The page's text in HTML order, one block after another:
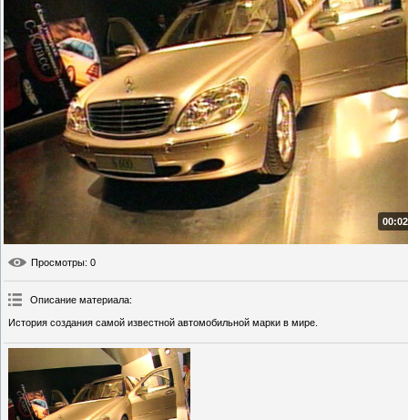
Просмотры: 0
Описание материала:
История создания самой известной автомобильной марки в мире.